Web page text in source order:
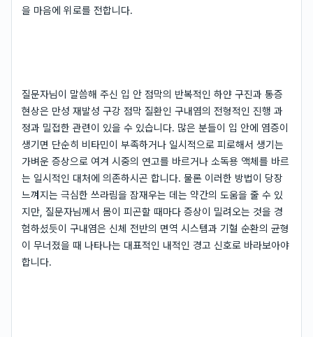
을 마음에 위로를 전합니다.
질문자님이 말씀해 주신 입 안 점막의 반복적인 하얀 구진과 통증
현상은 만성 재발성 구강 점막 질환인 구내염의 전형적인 진행 과
정과 밀접한 관련이 있을 수 있습니다. 많은 분들이 입 안에 염증이
생기면 단순히 비타민이 부족하거나 일시적으로 피로해서 생기는
가벼운 증상으로 여겨 시중의 연고를 바르거나 소독용 액체를 바르
는 일시적인 대처에 의존하시곤 합니다. 물론 이러한 방법이 당장
느껴지는 극심한 쓰라림을 잠재우는 데는 약간의 도움을 줄 수 있
지만, 질문자님께서 몸이 피곤할 때마다 증상이 밀려오는 것을 경
험하셨듯이 구내염은 신체 전반의 면역 시스템과 기혈 순환의 균형
이 무너졌을 때 나타나는 대표적인 내적인 경고 신호로 바라보아야
합니다.